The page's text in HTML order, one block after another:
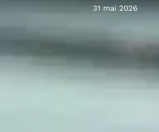
31 mai 2026